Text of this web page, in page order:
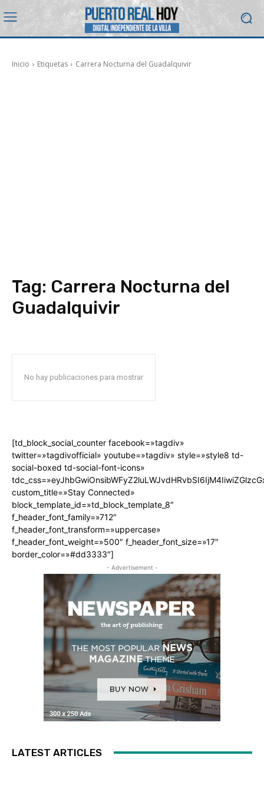
Inicio Etiquetas Carrera Nocturna del Guadalquivir
Tag: Carrera Nocturna del
Guadalquivir
No hay publicaciones para mostrar
[td_block_social_counter facebook=»tagdiv»
twitter=»tagdivofficial» youtube=»tagdiv» style=»style8 td-
social-boxed td-social-font-icons»
custom_title=»Stay Connected»
block_template_id=»td_block_template_8″
f_header_font_family=»712″
f_header_font_transform=»uppercase»
f_header_font_weight=»500″ f_header_font_size=»17″
border_color=»#dd3333″]
- Advertisement -
LATEST ARTICLES